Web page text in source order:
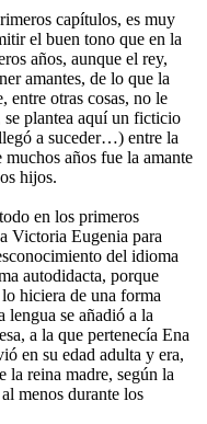
capítulos, es muy
el buen tono que en la
años, aunque el rey,
amantes, de lo que la
entre otras cosas, no le
plantea aquí un ficticio
a suceder…) entre la
años fue la amante
hijos.
en los primeros
Victoria Eugenia para
del idioma
autodidacta, porque
hiciera de una forma
lengua se añadió a la
a la que pertenecía Ena
en su edad adulta y era,
la reina madre, según la
menos durante los